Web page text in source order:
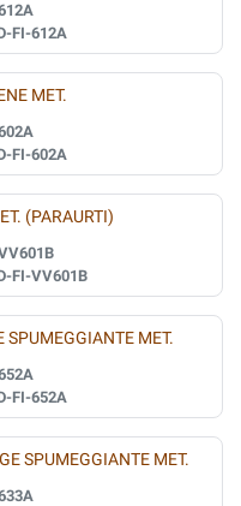
FI-612A
MET.
FI-602A
(PARAURTI)
FI-VV601B
MET.
FI-652A
SPUMEGGIANTE MET.